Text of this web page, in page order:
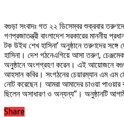
বগুড়া সংবাদঃ গত ২২ ডিসেম্বর শুক্রবার
গণপ্রজাতন্ত্রী বাংলাদেশ সরকারের মাননীয়
টক উইথ শেখ হাসিনা’ অনুষ্ঠানে তরুণদের
হাসিনা। দেশ গঠনেএগিয়ে আসা তরুণ,
অনুষ্ঠানে অংশগ্রহণ করেন। এই আয়োজনে
আহসান কবির। সংগঠনের চেয়ারম্যান এম এম
নোট করেছেন। আমরা আমাদের চাওয়া পাওয়ার
ছিলেন অসাধারণ ও অন্যন্য”। অনুষ্ঠানটি
Share